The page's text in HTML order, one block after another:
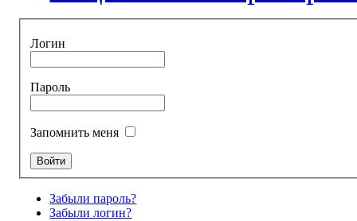
Логин
Пароль
Запомнить меня
Забыли пароль?
Забыли логин?